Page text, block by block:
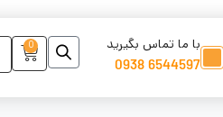
0 با ما تماس بگیرید
6544597 0938